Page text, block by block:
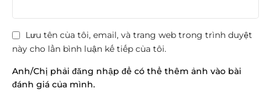
CƠ HỘI MUA HÀNG CHẤT LƯỢNG TỐT
Lưu tên của tôi, email, và trang web trong trình duyệt
này cho lần bình luận kế tiếp của tôi.
Anh/Chị phải đăng nhập để có thể thêm ảnh vào bài
đánh giá của mình.